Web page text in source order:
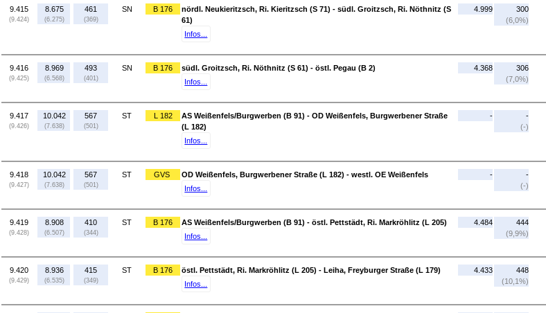
9.415
(9.424)
8.675
(6.275)
461
(369)
SN B 176
nördl. Neukieritzsch, Ri. Kieritzsch (S 71) - südl. Groitzsch, Ri. Nöthnitz (S
61)
Infos...
4.999
300
(6,0%)
9.416
(9.425)
8.969
(6.568)
493
(401)
SN B 176
südl. Groitzsch, Ri. Nöthnitz (S 61) - östl. Pegau (B 2)
Infos...
4.368
306
(7,0%)
9.417
(9.426)
10.042
(7.638)
567
(501)
ST L 182
AS Weißenfels/Burgwerben (B 91) - OD Weißenfels, Burgwerbener Straße
(L 182)
Infos...
-
-
(-)
9.418
(9.427)
10.042
(7.638)
567
(501)
ST GVS
OD Weißenfels, Burgwerbener Straße (L 182) - westl. OE Weißenfels
Infos...
-
-
(-)
9.419
(9.428)
8.908
(6.507)
410
(344)
ST B 176
AS Weißenfels/Burgwerben (B 91) - östl. Pettstädt, Ri. Markröhlitz (L 205)
Infos...
4.484
444
(9,9%)
9.420
(9.429)
8.936
(6.535)
415
(349)
ST B 176
östl. Pettstädt, Ri. Markröhlitz (L 205) - Leiha, Freyburger Straße (L 179)
Infos...
4.433
448
(10,1%)